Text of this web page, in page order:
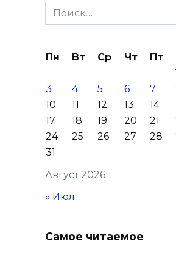
Это стало нашей
ростовчане
бездомных животных
Журналисты «ДОН
на субботник в парке
Островского
Сносить нельзя,
Рувинского от
Search
for:
Август 2026
Пн Вт Ср Чт Пт
3
4 5 6 7
10
11 12 13 14
17
18 19 20 21
24
25 26 27 28
31
« Июл
Самое читаемое